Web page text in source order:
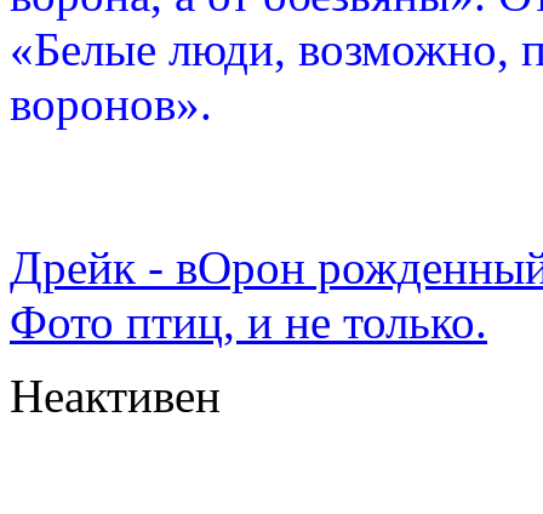
«Белые люди, возможно,
воронов».
Дрейк - вОрон
Фото птиц, и не только.
Неактивен